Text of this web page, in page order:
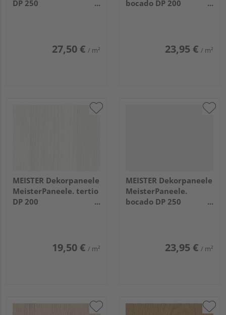
DP 250
27,50 € / m²
bocado DP 200
23,95 € / m²
MEISTER Dekorpaneele
MeisterPaneele. tertio
DP 200
19,50 € / m²
MEISTER Dekorpaneele
MeisterPaneele.
bocado DP 250
23,95 € / m²